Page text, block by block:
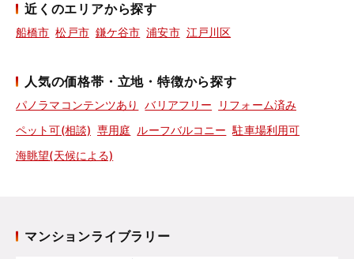
近くのエリアから探す
船橋市 松戸市 鎌ケ谷市 浦安市 江戸川区
人気の価格帯・立地・特徴から探す
パノラマコンテンツあり バリアフリー
リフォーム済み
ペット可(相談) 専用庭 ルーフバルコニー 駐車場利用可
海眺望(天候による)
マンションライブラリー